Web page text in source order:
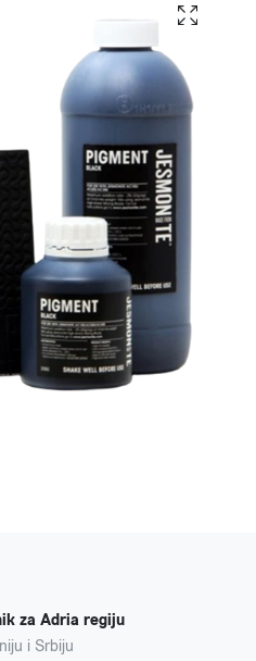
za Adria regiju
i Srbiju